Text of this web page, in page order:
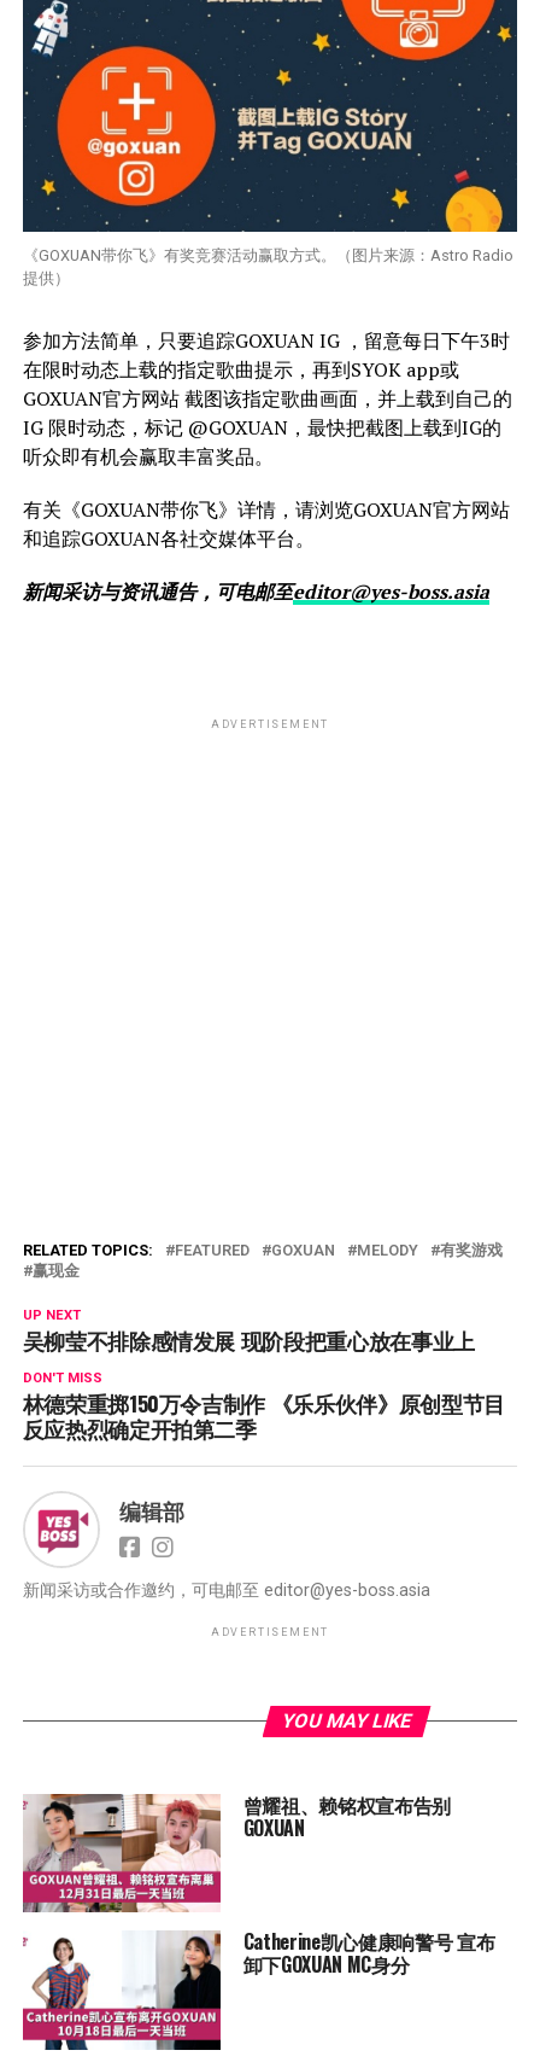
《GOXUAN带你飞》有奖竞赛活动赢取方式。（图片来源：Astro Radio
提供）
参加方法简单，只要追踪GOXUAN IG ，留意每日下午3时
在限时动态上载的指定歌曲提示，再到SYOK app或
GOXUAN官方网站 截图该指定歌曲画面，并上载到自己的
IG 限时动态，标记 @GOXUAN，最快把截图上载到IG的
听众即有机会赢取丰富奖品。
有关《GOXUAN带你飞》详情，请浏览GOXUAN官方网站
和追踪GOXUAN各社交媒体平台。
新闻采访与资讯通告，可电邮至editor@yes-boss.asia
ADVERTISEMENT
RELATED TOPICS: FEATURED GOXUAN MELODY
有奖游戏
赢现金
UP NEXT
吴柳莹不排除感情发展 现阶段把重心放在事业上
DON'T MISS
林德荣重掷150万令吉制作 《乐乐伙伴》原创型节目
反应热烈确定开拍第二季
编辑部
新闻采访或合作邀约，可电邮至 editor@yes-boss.asia
ADVERTISEMENT
YOU MAY LIKE
曾耀祖、赖铭权宣布告别
GOXUAN
Catherine凯心健康响警号 宣布
卸下GOXUAN MC身分